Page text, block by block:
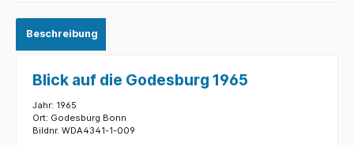
Beschreibung
Blick auf die Godesburg 1965
Jahr: 1965
Ort: Godesburg Bonn
Bildnr. WDA4341-1-009